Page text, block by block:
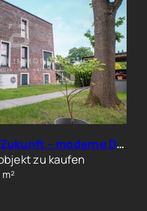
Kapitalanlage mit Zukunft – moderne Doppelhaushälfte in begehrter Wohnlage
zu kaufen